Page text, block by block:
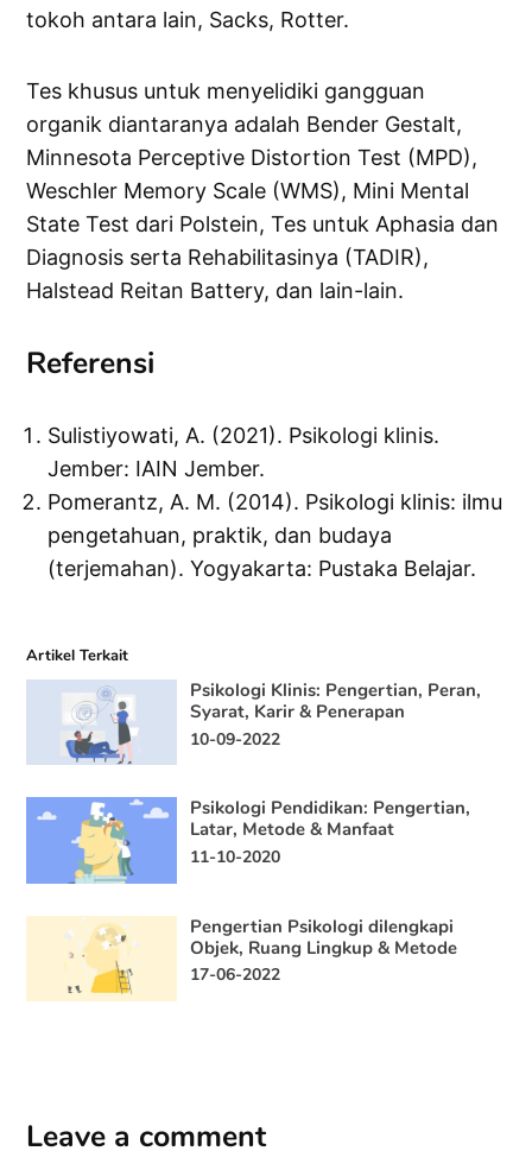
tokoh antara lain, Sacks, Rotter.
Tes khusus untuk menyelidiki gangguan
organik diantaranya adalah Bender Gestalt,
Minnesota Perceptive Distortion Test (MPD),
Weschler Memory Scale (WMS), Mini Mental
State Test dari Polstein, Tes untuk Aphasia dan
Diagnosis serta Rehabilitasinya (TADIR),
Halstead Reitan Battery, dan lain-lain.
Referensi
Sulistiyowati, A. (2021). Psikologi klinis.
Jember: IAIN Jember.
Pomerantz, A. M. (2014). Psikologi klinis: ilmu
pengetahuan, praktik, dan budaya
(terjemahan). Yogyakarta: Pustaka Belajar.
Artikel Terkait
Psikologi Klinis: Pengertian, Peran,
Syarat, Karir & Penerapan
10-09-2022
Psikologi Pendidikan: Pengertian,
Latar, Metode & Manfaat
11-10-2020
Pengertian Psikologi dilengkapi
Objek, Ruang Lingkup & Metode
17-06-2022
Leave a comment